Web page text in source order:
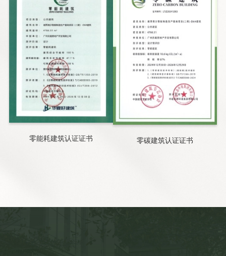
零能耗建筑认证证书 零碳建筑认证证书